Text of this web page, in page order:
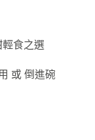
食之選
或 倒進碗